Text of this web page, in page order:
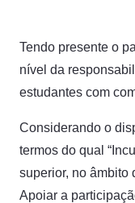
Tendo presente o
nível da
estudantes com
Considerando o
termos do qual
superior, no âmbito
Apoiar a